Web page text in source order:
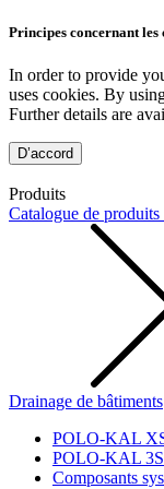
Principes concernant les
In order to provide
uses cookies. By
Further details are
D’accord
Produits
Catalogue de
Drainage de bâtiments
POLO-KAL
POLO-KAL 3S
Composants